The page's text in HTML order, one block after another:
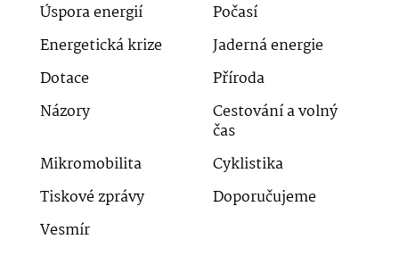
Úspora energií
Počasí
Energetická krize
Jaderná energie
Dotace
Příroda
Názory
Cestování a volný
čas
Mikromobilita
Cyklistika
Tiskové zprávy
Doporučujeme
Vesmír